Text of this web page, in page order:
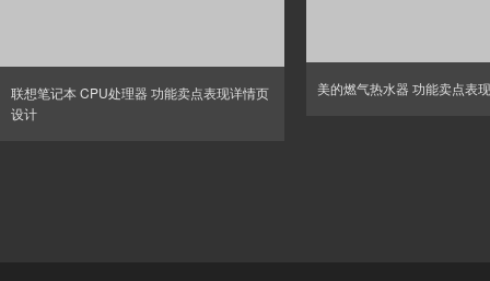
联想笔记本 CPU处理器 功能卖点表现详情页
设计
美的燃气热水器 功能卖点表